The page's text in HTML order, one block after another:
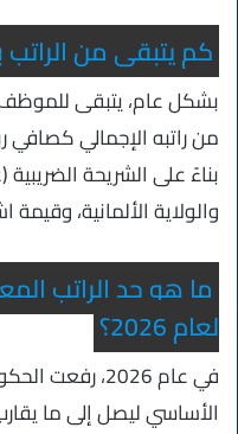
كم يتبقى من الراتب
من راتبه الإجمالي كصافي
بناءً على الشريحة
والولاية الألمانية،
ما هو حد الراتب
لعام 2026؟
في عام 2026،